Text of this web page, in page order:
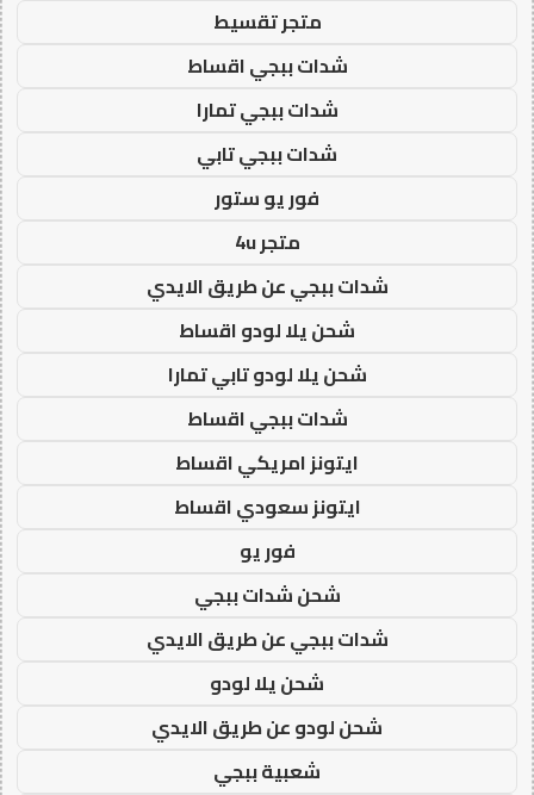
متجر تقسيط
شدات ببجي اقساط
شدات ببجي تمارا
شدات ببجي تابي
فور يو ستور
متجر 4u
شدات ببجي عن طريق الايدي
شحن يلا لودو اقساط
شحن يلا لودو تابي تمارا
شدات ببجي اقساط
ايتونز امريكي اقساط
ايتونز سعودي اقساط
فور يو
شحن شدات ببجي
شدات ببجي عن طريق الايدي
شحن يلا لودو
شحن لودو عن طريق الايدي
شعبية ببجي